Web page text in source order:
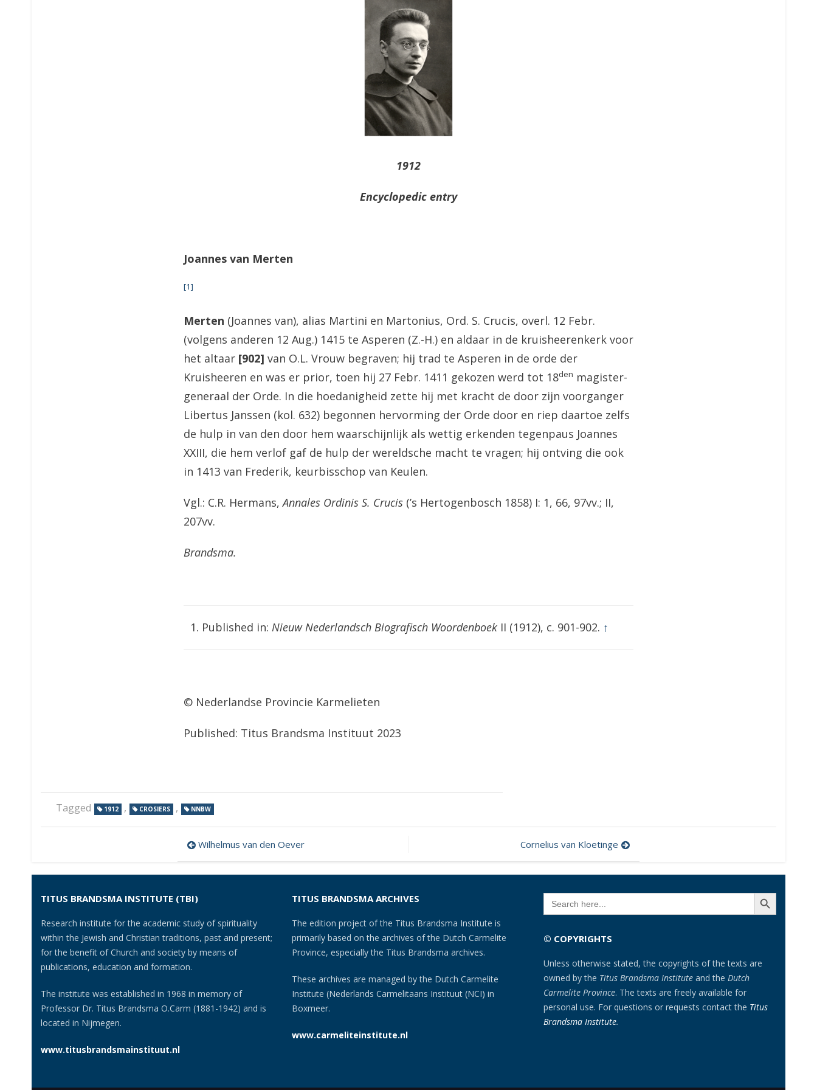
1912
Encyclopedic entry
Joannes van Merten
[1]
Merten (Joannes van), alias Martini en Martonius, Ord. S. Crucis, overl. 12 Febr.
(volgens anderen 12 Aug.) 1415 te Asperen (Z.-H.) en aldaar in de kruisheerenkerk voor
het altaar [902] van O.L. Vrouw begraven; hij trad te Asperen in de orde der
Kruisheeren en was er prior, toen hij 27 Febr. 1411 gekozen werd tot 18den magister-
generaal der Orde. In die hoedanigheid zette hij met kracht de door zijn voorganger
Libertus Janssen (kol. 632) begonnen hervorming der Orde door en riep daartoe zelfs
de hulp in van den door hem waarschijnlijk als wettig erkenden tegenpaus Joannes
XXIII, die hem verlof gaf de hulp der wereldsche macht te vragen; hij ontving die ook
in 1413 van Frederik, keurbisschop van Keulen.
Vgl.: C.R. Hermans,Annales Ordinis S. Crucis (’s Hertogenbosch 1858) I: 1, 66, 97vv.; II,
207vv.
Brandsma.
Published in: Nieuw Nederlandsch Biografisch Woordenboek II (1912), c. 901-902. ↑
© Nederlandse Provincie Karmelieten
Published: Titus Brandsma Instituut 2023
Tagged 1912 , CROSIERS , NNBW
Post
navigation
Wilhelmus van den Oever Cornelius van Kloetinge
TITUS BRANDSMA INSTITUTE (TBI)
Research institute for the academic study of spirituality
within the Jewish and Christian traditions, past and present;
for the benefit of Church and society by means of
publications, education and formation.
The institute was established in 1968 in memory of
Professor Dr. Titus Brandsma O.Carm (1881-1942) and is
located in Nijmegen.
www.titusbrandsmainstituut.nl
TITUS BRANDSMA ARCHIVES
The edition project of the Titus Brandsma Institute is
primarily based on the archives of the Dutch Carmelite
Province, especially the Titus Brandsma archives.
These archives are managed by the Dutch Carmelite
Institute (Nederlands Carmelitaans Instituut (NCI) in
Boxmeer.
www.carmeliteinstitute.nl
Search
for:
SEARCH BUTTON
© COPYRIGHTS
Unless otherwise stated, the copyrights of the texts are
owned by the Titus Brandsma Institute and the Dutch
Carmelite Province. The texts are freely available for
personal use. For questions or requests contact the Titus
Brandsma Institute.